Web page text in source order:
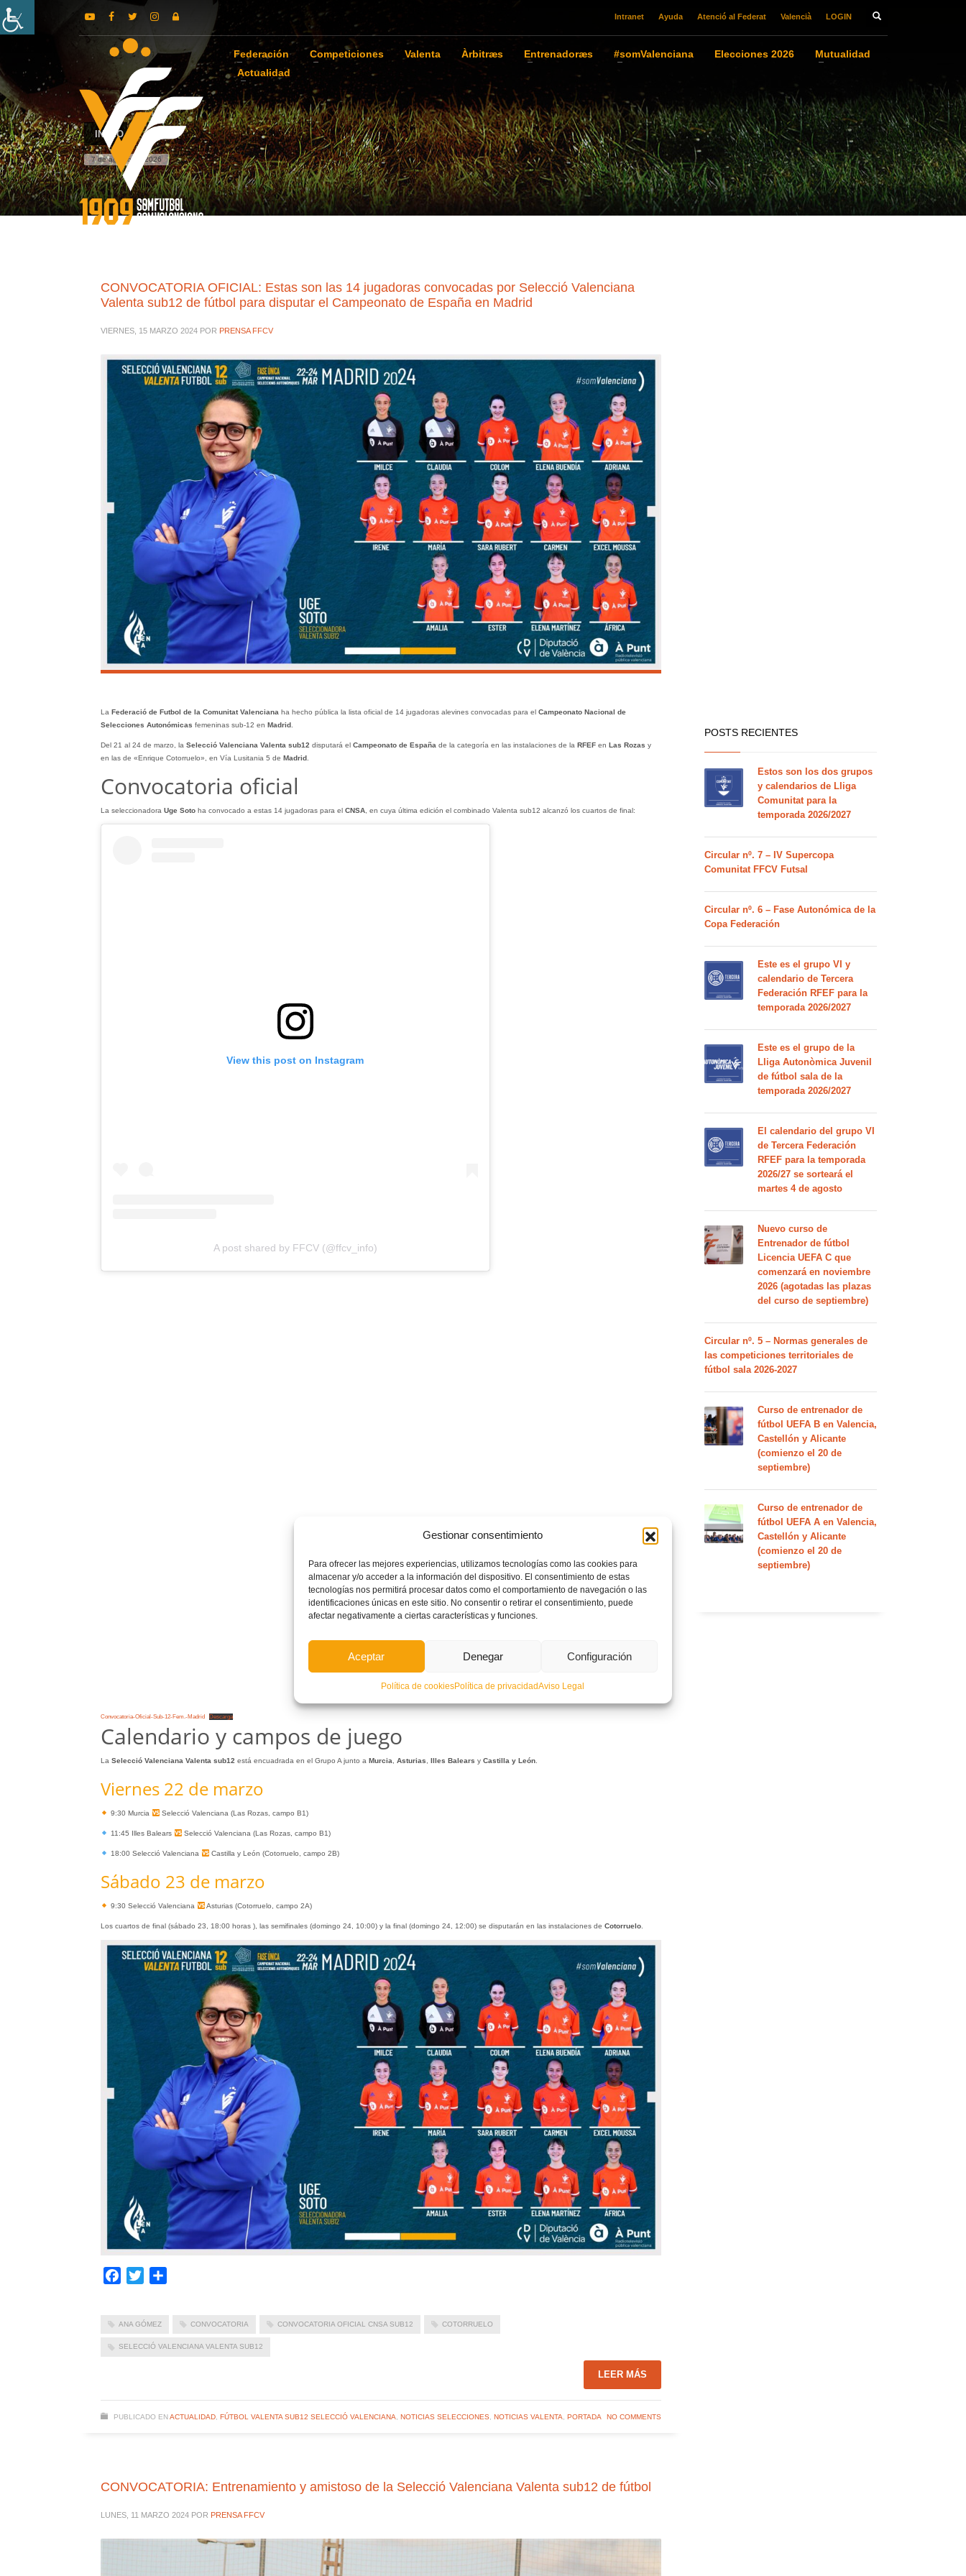
Gestionar consentimiento
Para ofrecer las mejores experiencias, utilizamos tecnologías como las cookies para
almacenar y/o acceder a la información del dispositivo. El consentimiento de estas
tecnologías nos permitirá procesar datos como el comportamiento de navegación o las
identificaciones únicas en este sitio. No consentir o retirar el consentimiento, puede
afectar negativamente a ciertas características y funciones.
Aceptar Denegar Configuración
Política de cookiesPolítica de privacidadAviso Legal
Intranet Ayuda Atenció al Federat Valencià LOGIN
Federación Competiciones Valenta Àrbitræs Entrenadoræs #somValenciana Elecciones 2026
Mutualidad
Actualidad
INICIO
7 de agosto de 2026
CONVOCATORIA OFICIAL: Estas son las 14 jugadoras convocadas por Selecció Valenciana
Valenta sub12 de fútbol para disputar el Campeonato de España en Madrid
VIERNES, 15 MARZO 2024 POR PRENSA FFCV
La Federació de Futbol de la Comunitat Valenciana ha hecho pública la lista oficial de 14 jugadoras alevines convocadas para el Campeonato Nacional de
Selecciones Autonómicas femeninas sub-12 en Madrid.
Del 21 al 24 de marzo, la Selecció Valenciana Valenta sub12 disputará elCampeonato de España de la categoría en las instalaciones de la RFEFen Las Rozas y
en las de «Enrique Cotorruelo», en Vía Lusitania 5 de Madrid.
Convocatoria oficial
La seleccionadora Uge Sotoha convocado a estas 14 jugadoras para el CNSA, en cuya última edición el combinado Valenta sub12 alcanzó los cuartos de final:
View this post on Instagram
A post shared by FFCV (@ffcv_info)
Convocatoria-Oficial-Sub-12-Fem.-Madrid Descarga
Calendario y campos de juego
La Selecció Valenciana Valenta sub12 está encuadrada en el Grupo A junto a Murcia Asturias Illes Balears y Castilla y León.
Viernes 22 de marzo
9:30 Murcia Selecció Valenciana (Las Rozas, campo B1)
11:45 Illes Balears Selecció Valenciana (Las Rozas, campo B1)
18:00 Selecció Valenciana Castilla y León (Cotorruelo, campo 2B)
Sábado 23 de marzo
9:30 Selecció Valenciana Asturias (Cotorruelo, campo 2A)
Los cuartos de final (sábado 23, 18:00 horas ), las semifinales (domingo 24, 10:00) y la final (domingo 24, 12:00) se disputarán en las instalaciones de Cotorruelo.
Facebook
Twitter
ANA GÓMEZ CONVOCATORIA CONVOCATORIA OFICIAL CNSA SUB12 COTORRUELO
SELECCIÓ VALENCIANA VALENTA SUB12
LEER MÁS
PUBLICADO EN ACTUALIDAD, FÚTBOL VALENTA SUB12 SELECCIÓ VALENCIANA NOTICIAS SELECCIONES, NOTICIAS VALENTA PORTADA NO COMMENTS
CONVOCATORIA: Entrenamiento y amistoso de la Selecció Valenciana Valenta sub12 de fútbol
LUNES, 11 MARZO 2024 POR PRENSA FFCV
POSTS RECIENTES
Estos son los dos grupos
y calendarios de Lliga
Comunitat para la
temporada 2026/2027
Circular nº. 7 – IV Supercopa
Comunitat FFCV Futsal
Circular nº. 6 – Fase Autonómica de la
Copa Federación
Este es el grupo VI y
calendario de Tercera
Federación RFEF para la
temporada 2026/2027
Este es el grupo de la
Lliga Autonòmica Juvenil
de fútbol sala de la
temporada 2026/2027
El calendario del grupo VI
de Tercera Federación
RFEF para la temporada
2026/27 se sorteará el
martes 4 de agosto
Nuevo curso de
Entrenador de fútbol
Licencia UEFA C que
comenzará en noviembre
2026 (agotadas las plazas
del curso de septiembre)
Circular nº. 5 – Normas generales de
las competiciones territoriales de
fútbol sala 2026-2027
Curso de entrenador de
fútbol UEFA B en Valencia,
Castellón y Alicante
(comienzo el 20 de
septiembre)
Curso de entrenador de
fútbol UEFA A en Valencia,
Castellón y Alicante
(comienzo el 20 de
septiembre)